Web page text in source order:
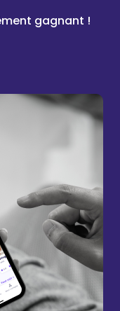
gagnant !